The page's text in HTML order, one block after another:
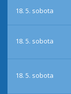
18. 5. sobota
18. 5. sobota
18. 5. sobota